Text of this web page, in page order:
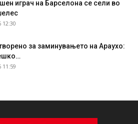
играч на Барселона се сели во
12:30
за заминувањето на Араухо:
11:59